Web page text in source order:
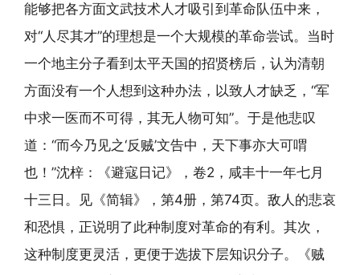
能够把各方面文武技术人才吸引到革命队伍中来，
对“人尽其才”的理想是一个大规模的革命尝试。当时
一个地主分子看到太平天国的招贤榜后，认为清朝
方面没有一个人想到这种办法，以致人才缺乏，“军
中求一医而不可得，其无人物可知”。于是他悲叹
道：“而今乃见之‘反贼’文告中，天下事亦大可喟
也！”沈梓：《避寇日记》，卷2，咸丰十一年七月
十三日。见《简辑》，第4册，第74页。敌人的悲哀
和恐惧，正说明了此种制度对革命的有利。其次，
这种制度更灵活，更便于选拔下层知识分子。《贼